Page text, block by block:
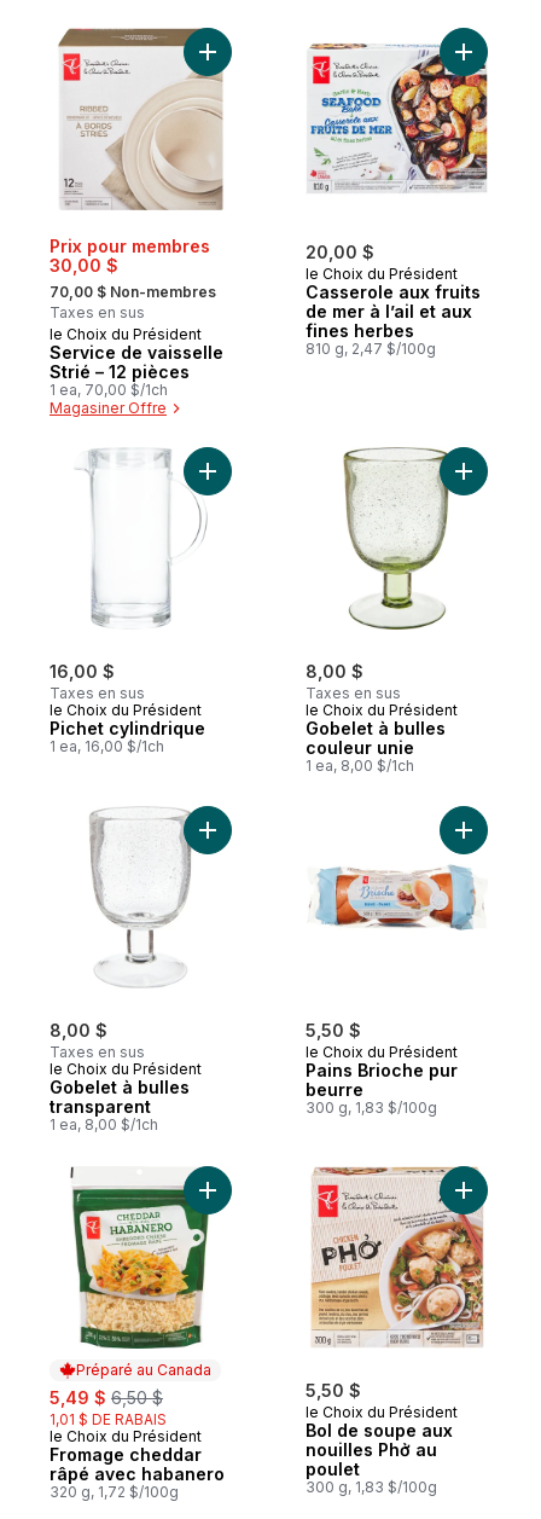
Prix pour membres
30,00 $
, formerly:
70,00 $ Non-membres
Taxes en sus
le Choix du Président
Service de vaisselle
Strié – 12 pièces
1 ea, 70,00 $/1ch
Magasiner Offre
Ajouter Service de vaisselle Strié – 12
20,00 $
le Choix du Président
Casserole aux fruits
de mer à l’ail et aux
fines herbes
810 g, 2,47 $/100g
Ajouter
16,00 $
Taxes en sus
le Choix du Président
Pichet cylindrique
1 ea, 16,00 $/1ch
Ajouter Pichet cylindrique au panier
8,00 $
Taxes en sus
le Choix du Président
Gobelet à bulles
couleur unie
1 ea, 8,00 $/1ch
Ajouter
8,00 $
Taxes en sus
le Choix du Président
Gobelet à bulles
transparent
1 ea, 8,00 $/1ch
Ajouter Gobelet à bulles transparent au
5,50 $
le Choix du Président
Pains Brioche pur
beurre
300 g, 1,83 $/100g
Ajouter
Préparé au Canada
sale:
5,49 $ , formerly:
6,50 $
1,01 $ DE RABAIS
Préparé au Canada
le Choix du Président
Fromage cheddar
râpé avec habanero
320 g, 1,72 $/100g
5,50 $
le Choix du Président
Bol de soupe aux
nouilles Phở au
poulet
300 g, 1,83 $/100g
Ajouter